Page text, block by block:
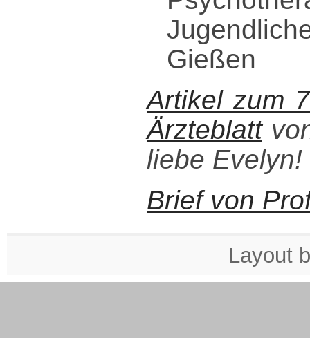
Gießen
Artikel zum
Ärzteblatt
liebe Evelyn!
Brief von
Layout